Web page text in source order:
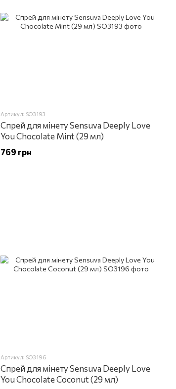
Артикул: SO3193
Спрей для мінету Sensuva Deeply Love
You Chocolate Mint (29 мл)
769 грн
Артикул: SO3196
Спрей для мінету Sensuva Deeply Love
You Chocolate Coconut (29 мл)